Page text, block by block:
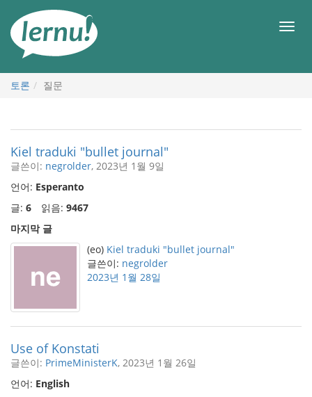
메
토론 질문
Kiel traduki "bullet journal"
글쓴이: negrolder, 2023년 1월 9일
언어: Esperanto
글: 6 읽음: 9467
마지막 글
(eo) Kiel traduki "bullet journal"
글쓴이: negrolder
2023년 1월 28일
Use of Konstati
글쓴이: PrimeMinisterK, 2023년 1월 26일
언어: English